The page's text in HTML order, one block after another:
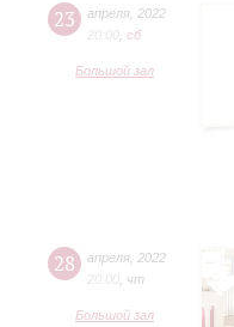
23 апреля 2022
20:00 сб
Большой зал
28 апреля 2022
20:00 чт
Большой зал